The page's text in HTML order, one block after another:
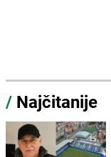
/ Najčitanije